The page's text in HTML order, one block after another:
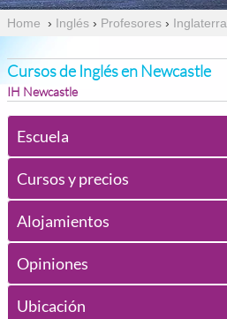
Home › Inglés › Profesores › Inglaterra
Cursos de Inglés en Newcastle
IH Newcastle
Escuela
Cursos y precios
Alojamientos
Opiniones
Ubicación